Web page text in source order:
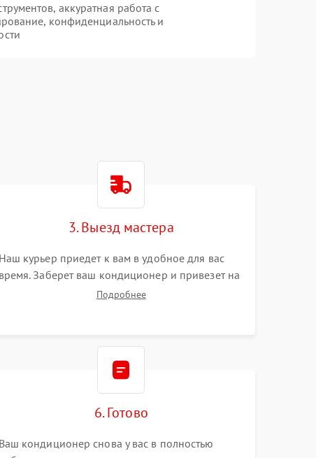
аккуратная работа с
конфиденциальность и
3. Выезд мастера
Наш курьер приедет к вам в удобное для вас
время. Заберет ваш кондиционер и привезет на
склад для диагностики.Подробнее
6. Готово
Ваш кондиционер снова у вас в полностью